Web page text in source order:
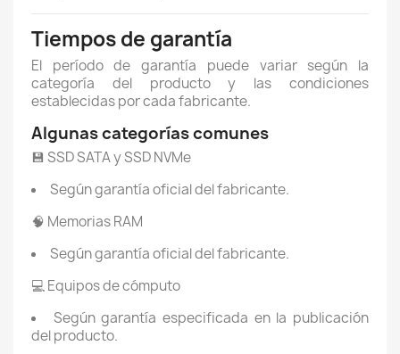
Tiempos de garantía
El período de garantía puede variar según la
categoría del producto y las condiciones
establecidas por cada fabricante.
Algunas categorías comunes
💾 SSD SATA y SSD NVMe
Según garantía oficial del fabricante.
🧠 Memorias RAM
Según garantía oficial del fabricante.
💻 Equipos de cómputo
Según garantía especificada en la publicación
del producto.